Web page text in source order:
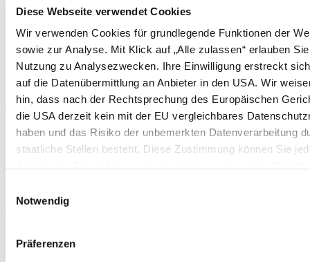
Diese Webseite verwendet Cookies
Wir verwenden Cookies für grundlegende Funktionen der
sowie zur Analyse. Mit Klick auf „Alle zulassen“ erlauben
Nutzung zu Analysezwecken. Ihre Einwilligung erstreckt
auf die Datenübermittlung an Anbieter in den USA. Wir
hin, dass nach der Rechtsprechung des Europäischen
die USA derzeit kein mit der EU vergleichbares
haben und das Risiko der unbemerkten Datenverarbeitung
staatliche Stellen besteht. Diese Zustimmung können Sie
Informationen zu Cookies finden Sie in
Notwendig
Präferenzen
Rhabarber
Erdnüsse
Spargel (aus Pflänzchen)
Stachelbeeren
Kartoffeln
Pflanzanleitung und Befruchtertabelle für Apfelbäume
Pflanzanleitung und Befruchtertabelle für Birnbäume
Pflanzkartoffeltabelle
Mehr anzeigen >>
Pflanzkartoffeltabelle
Boden & Düngung
Düngertabelle
Mulchen im Garten
Terra Preta
Mehr anzeigen >>
Zurück